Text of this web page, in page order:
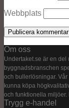
Webbplats
Om oss
Undertaket.se är en del
byggnadsbranschen
och bullerlösningar. Vår
kunna köpa
och funktionella miljöer.
Trygg e-handel